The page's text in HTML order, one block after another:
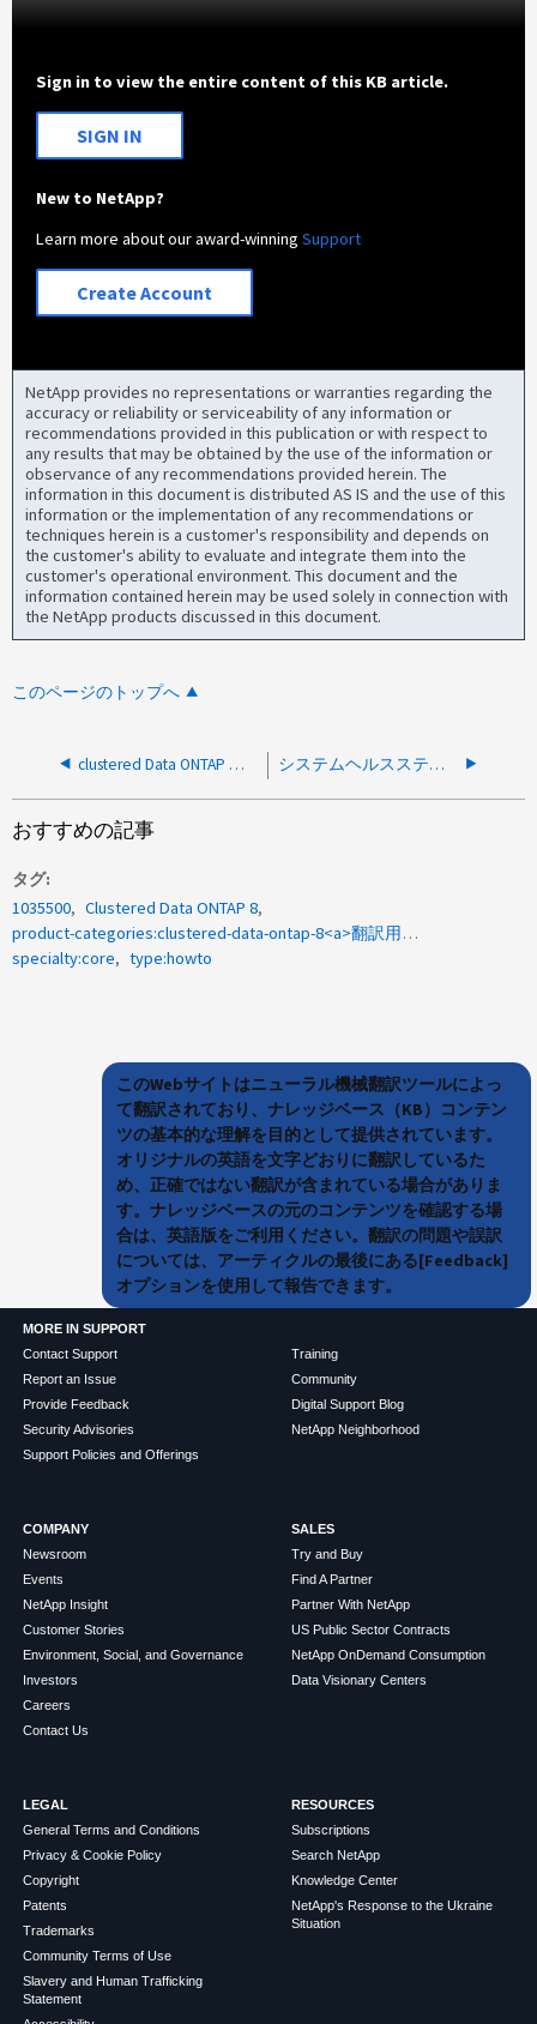
Sign in to view the entire content of this KB article.
SIGN IN
New to NetApp?
Learn more about our award-winningSupport
Create Account
NetApp provides no representations or warranties regarding the
accuracy or reliability or serviceability of any information or
recommendations provided in this publication or with respect to
any results that may be obtained by the use of the information or
observance of any recommendations provided herein. The
information in this document is distributed AS IS and the use of this
information or the implementation of any recommendations or
techniques herein is a customer's responsibility and depends on
the customer's ability to evaluate and integrate them into the
customer's operational environment. This document and the
information contained herein may be used solely in connection with
the NetApp products discussed in this document.
このページのトップへ
clustered Data ONTAP ：ONTAP 8.2.3以降での、クラスタネットワークの健常性、アラート、監視、耐障害性の強化 システムヘルスステータス/config showの出力でステータスが低下しています
おすすめの記事
タグ
1035500
Clustered Data ONTAP 8
product-categories:clustered-data-ontap-8<a>翻訳用</a><a>KBTV</a>
specialty:core
type:howto
このWebサイトはニューラル機械翻訳ツールによっ
て翻訳されており、ナレッジベース（KB）コンテン
ツの基本的な理解を目的として提供されています。
オリジナルの英語を文字どおりに翻訳しているた
め、正確ではない翻訳が含まれている場合がありま
す。ナレッジベースの元のコンテンツを確認する場
合は、英語版をご利用ください。翻訳の問題や誤訳
については、アーティクルの最後にある[Feedback]
オプションを使用して報告できます。
MORE IN SUPPORT
Contact Support
Report an Issue
Provide Feedback
Security Advisories
Support Policies and Offerings
Training
Community
Digital Support Blog
NetApp Neighborhood
COMPANY
Newsroom
Events
NetApp Insight
Customer Stories
Environment, Social, and Governance
Investors
Careers
Contact Us
SALES
Try and Buy
Find A Partner
Partner With NetApp
US Public Sector Contracts
NetApp OnDemand Consumption
Data Visionary Centers
LEGAL
General Terms and Conditions
Privacy & Cookie Policy
Copyright
Patents
Trademarks
Community Terms of Use
Slavery and Human Trafficking
Statement
RESOURCES
Subscriptions
Search NetApp
Knowledge Center
NetApp's Response to the Ukraine
Situation